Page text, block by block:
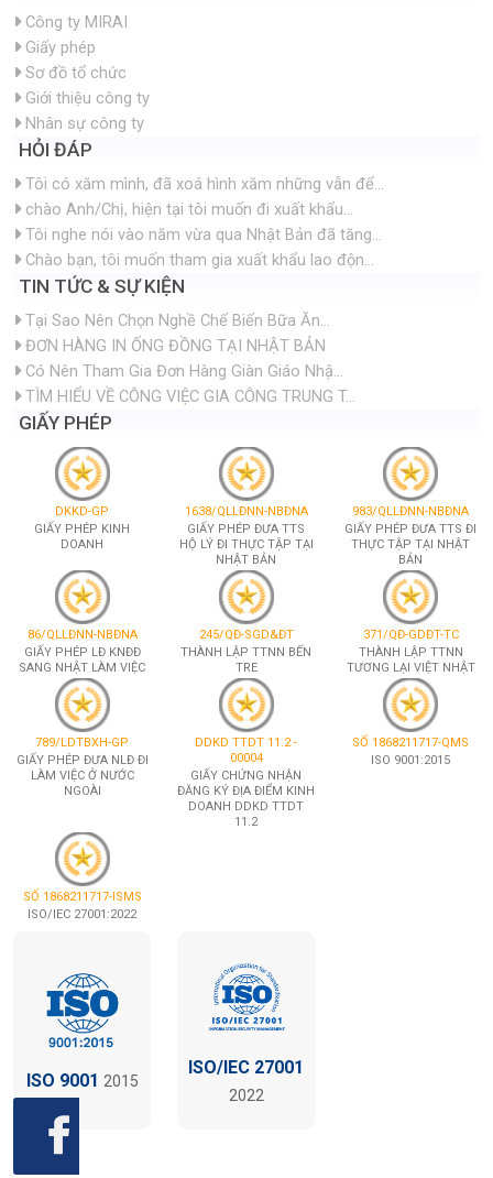
Công ty MIRAI
Giấy phép
Sơ đồ tổ chức
Giới thiệu công ty
Nhân sự công ty
HỎI ĐÁP
Tôi có xăm mình, đã xoá hình xăm những vẫn để...
chào Anh/Chị, hiện tại tôi muốn đi xuất khẩu...
Tôi nghe nói vào năm vừa qua Nhật Bản đã tăng...
Chào bạn, tôi muốn tham gia xuất khẩu lao độn...
TIN TỨC & SỰ KIỆN
Tại Sao Nên Chọn Nghề Chế Biến Bữa Ăn...
ĐƠN HÀNG IN ỐNG ĐỒNG TẠI NHẬT BẢN
Có Nên Tham Gia Đơn Hàng Giàn Giáo Nhậ...
TÌM HIỂU VỀ CÔNG VIỆC GIA CÔNG TRUNG T...
GIẤY PHÉP
DKKD-GP
GIẤY PHÉP KINH
DOANH
1638/QLLĐNN-NBĐNA
GIẤY PHÉP ĐƯA TTS
HỘ LÝ ĐI THỰC TẬP TẠI
NHẬT BẢN
983/QLLĐNN-NBĐNA
GIẤY PHÉP ĐƯA TTS ĐI
THỰC TẬP TẠI NHẬT
BẢN
86/QLLĐNN-NBĐNA
GIẤY PHÉP LĐ KNĐĐ
SANG NHẬT LÀM VIỆC
245/QĐ-SGD&ĐT
THÀNH LẬP TTNN BẾN
TRE
371/QĐ-GDĐT-TC
THÀNH LẬP TTNN
TƯƠNG LẠI VIỆT NHẬT
789/LDTBXH-GP
GIẤY PHÉP ĐƯA NLĐ ĐI
LÀM VIỆC Ở NƯỚC
NGOÀI
DDKD TTDT 11.2 -
00004
GIẤY CHỨNG NHẬN
ĐĂNG KÝ ĐỊA ĐIỂM KINH
DOANH DDKD TTDT
11.2
SỐ 1868211717-QMS
ISO 9001:2015
SỐ 1868211717-ISMS
ISO/IEC 27001:2022
ISO 9001 2015
ISO/IEC 27001
2022